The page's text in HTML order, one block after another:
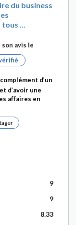
du business
...
son avis le
d’un
d’avoir une
affaires en
9
9
8.33